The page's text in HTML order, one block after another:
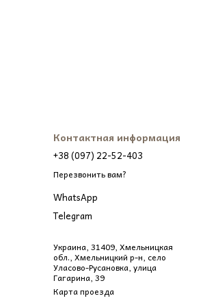
Контактная информация
+38 (097) 22-52-403
Перезвонить вам?
WhatsApp
Telegram
Украина, 31409, Хмельницкая
обл., Хмельницкий р-н, село
Уласово-Русановка, улица
Гагарина, 39
Карта проезда